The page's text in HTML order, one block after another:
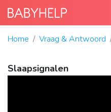
Home Vraag & Antwoord
Slaapsignalen